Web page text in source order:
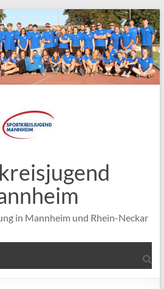
in Mannheim und Rhein-Neckar